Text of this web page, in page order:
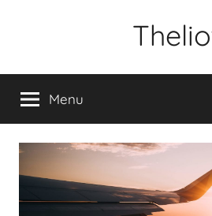
Menu